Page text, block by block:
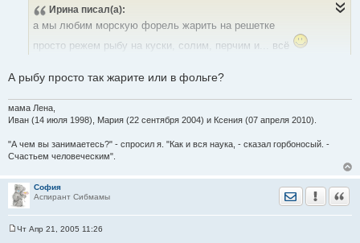
Ирина писал(а):
а мы любим морскую форель жарить на решетке
просто режем рыбу на куски, солим, перчим и... всё
становится несъедобной абсолютно
А рыбу просто так жарите или в фольге?
мама Лена,
Иван (14 июля 1998), Мария (22 сентября 2004) и Ксения (07 апреля 2010).
"А чем вы занимаетесь?" - спросил я. "Как и вся наука, - сказал горбоносый. -
Счастьем человеческим".
София
Аспирант Сибмамы
Отправить
Чт Апр 21, 2005 11:26